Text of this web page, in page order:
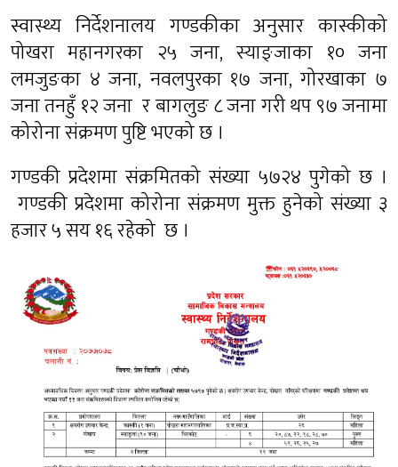
स्वास्थ्य निर्देशनालय गण्डकीका अनुसार कास्कीको
पोखरा महानगरका २५ जना, स्याङ्जाका १० जना
लमजुङका ४ जना, नवलपुरका १७ जना, गोरखाका ७
जना तनहुँ १२ जना र बागलुङ ८ जना गरी थप ९७ जनामा
कोरोना संक्रमण पुष्टि भएको छ ।
गण्डकी प्रदेशमा संक्रमितको संख्या ५७२४ पुगेको छ ।
गण्डकी प्रदेशमा कोरोना संक्रमण मुक्त हुनेको संख्या ३
हजार ५ सय १६ रहेको छ ।